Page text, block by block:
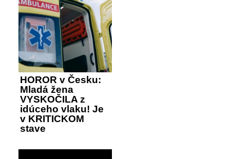
HOROR v Česku:
Mladá žena
VYSKOČILA z
idúceho vlaku! Je
v KRITICKOM
stave